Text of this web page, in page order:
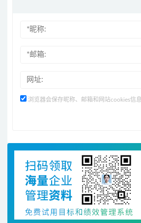
浏览器会保存昵称、邮箱和网站cookies信